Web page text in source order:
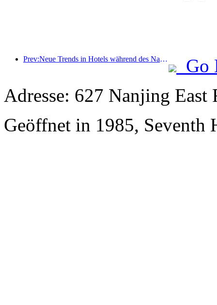
Prev:Neue Trends in Hotels während des Nationalfeiertags 2024: Nach 2000 tragen Menschen Hanfu und übernachten im „State Guesthouse“, um Tee zu trinken und Kalligraphie zu lernen, um kulturelles Selbstvertrauen zu demonstrieren
Go
Adresse: 627 Nanjing
Geöffnet in 1985, Seventh